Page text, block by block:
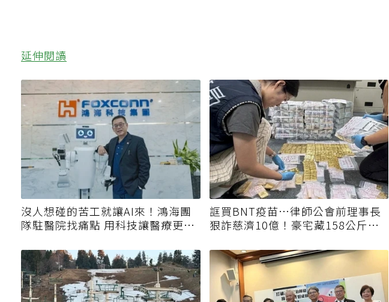
延伸閱讀
沒人想碰的苦工就讓AI來！鴻海團
隊駐醫院找痛點 用科技讓醫療更有
溫度
誆買BNT疫苗…律師公會前理事長
狠詐慈濟10億！豪宅藏158公斤黃
金